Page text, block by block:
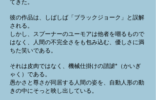
てきた。
彼の作品は、しばしば「ブラックジョーク」と誤解
される。
しかし、スプーナーのユーモアは他者を嘲るもので
はなく、人間の不完全さをも包み込む、優しさに満
ちた笑いである。
それは皮肉ではなく、機械仕掛けの諧謔*（かいぎ
ゃく）である。
愚かさと尊さが同居する人間の姿を、自動人形の動
きの中にそっと映し出している。